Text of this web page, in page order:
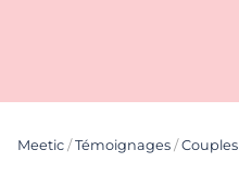
Meetic /Témoignages /Couples